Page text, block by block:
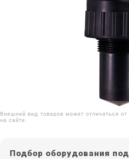
Внешний вид товаров может отличаться
на сайте.
Подбор оборудования